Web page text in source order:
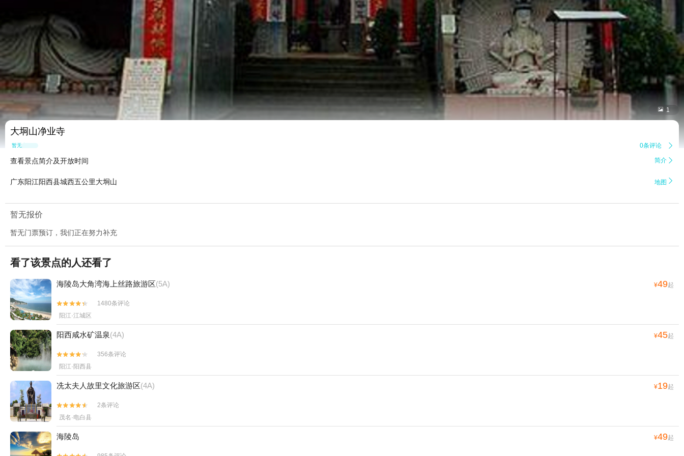
 1
大垌山净业寺
暂无点评 0条评论 
查看景点简介及开放时间 简介 
广东阳江阳西县城西五公里大垌山 地图 
暂无报价
暂无门票预订，我们正在努力补充
看了该景点的人还看了
海陵岛大角湾海上丝路旅游区(5A) ¥49起


1480条评论
阳江·江城区
阳西咸水矿温泉(4A) ¥45起


356条评论
阳江·阳西县
冼太夫人故里文化旅游区(4A) ¥19起


2条评论
茂名·电白县
海陵岛 ¥49起